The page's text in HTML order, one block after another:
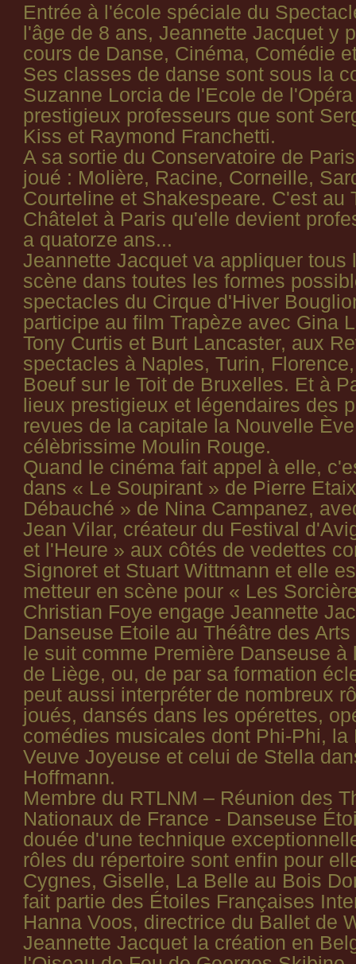
Entrée à l'école spéciale du
l'âge de 8 ans, Jeannette Jacquet y
cours de Danse, Cinéma, Comédie
Ses classes de danse sont sous la
Suzanne Lorcia de l'Ecole de
prestigieux professeurs que sont
Kiss et Raymond Franchetti.
A sa sortie du Conservatoire de
joué : Molière, Racine, Corneille,
Courteline et Shakespeare. C'est au
Châtelet à Paris qu'elle devient
a quatorze ans...
Jeannette Jacquet va appliquer tous
scène dans toutes les formes
spectacles du Cirque d'Hiver
participe au film Trapèze avec Gina
Tony Curtis et Burt Lancaster, aux
spectacles à Naples, Turin,
Boeuf sur le Toit de Bruxelles. Et à
lieux prestigieux et légendaires des
revues de la capitale la Nouvelle
célèbrissime Moulin Rouge.
Quand le cinéma fait appel à elle,
dans « Le Soupirant » de Pierre
Débauché » de Nina Campanez,
Jean Vilar, créateur du Festival
et l'Heure » aux côtés de vedettes
Signoret et Stuart Wittmann et elle
metteur en scène pour « Les
Christian Foye engage Jeannette
Danseuse Etoile au Théâtre des
le suit comme Première Danseuse à
de Liège, ou, de par sa formation
peut aussi interpréter de nombreux
joués, dansés dans les opérettes,
comédies musicales dont Phi-Phi, la
Veuve Joyeuse et celui de Stella
Hoffmann.
Membre du RTLNM – Réunion des
Nationaux de France - Danseuse
douée d'une technique
rôles du répertoire sont enfin pour
Cygnes, Giselle, La Belle au Bois
fait partie des Étoiles Françaises
Hanna Voos, directrice du Ballet de
Jeannette Jacquet la création en